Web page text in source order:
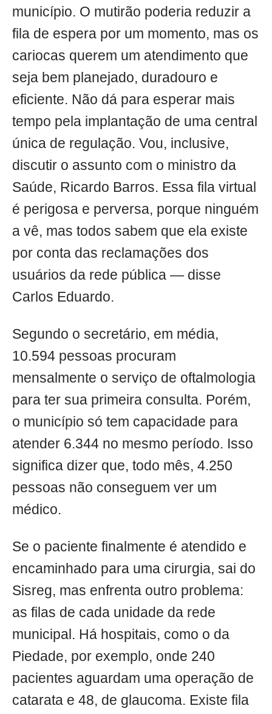
município. O mutirão poderia reduzir a
fila de espera por um momento, mas os
cariocas querem um atendimento que
seja bem planejado, duradouro e
eficiente. Não dá para esperar mais
tempo pela implantação de uma central
única de regulação. Vou, inclusive,
discutir o assunto com o ministro da
Saúde, Ricardo Barros. Essa fila virtual
é perigosa e perversa, porque ninguém
a vê, mas todos sabem que ela existe
por conta das reclamações dos
usuários da rede pública — disse
Carlos Eduardo.
Segundo o secretário, em média,
10.594 pessoas procuram
mensalmente o serviço de oftalmologia
para ter sua primeira consulta. Porém,
o município só tem capacidade para
atender 6.344 no mesmo período. Isso
significa dizer que, todo mês, 4.250
pessoas não conseguem ver um
médico.
Se o paciente finalmente é atendido e
encaminhado para uma cirurgia, sai do
Sisreg, mas enfrenta outro problema:
as filas de cada unidade da rede
municipal. Há hospitais, como o da
Piedade, por exemplo, onde 240
pacientes aguardam uma operação de
catarata e 48, de glaucoma. Existe fila